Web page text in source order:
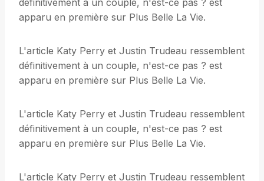
définitivement à un couple, n'est-ce pas ? est
apparu en première sur Plus Belle La Vie.
L'article Katy Perry et Justin Trudeau ressemblent
définitivement à un couple, n'est-ce pas ? est
apparu en première sur Plus Belle La Vie.
L'article Katy Perry et Justin Trudeau ressemblent
définitivement à un couple, n'est-ce pas ? est
apparu en première sur Plus Belle La Vie.
L'article Katy Perry et Justin Trudeau ressemblent